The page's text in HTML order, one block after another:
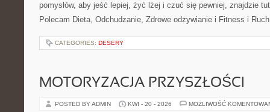
pomysłów, aby jeść lepiej, żyć lżej i czuć się pewniej, znajdzie
Polecam Dieta, Odchudzanie, Zdrowe odżywianie i Fitness i
CATEGORIES: DESERY
MOTORYZACJA PRZYSZŁOŚCI
POSTED BY ADMIN KWI - 20 - 2026 MOŻLIWOŚĆ